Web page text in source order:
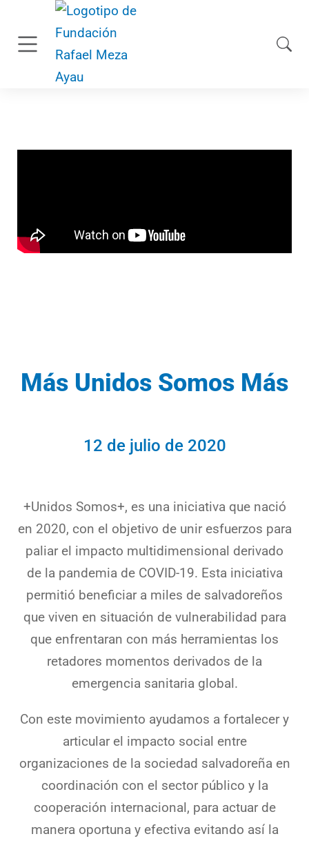
Más Unidos Somos Más​
12 de julio de 2020
+Unidos Somos+, es una iniciativa que nació
en 2020, con el objetivo de unir esfuerzos para
paliar el impacto multidimensional derivado
de la pandemia de COVID-19. Esta iniciativa
permitió beneficiar a miles de salvadoreños
que viven en situación de vulnerabilidad para
que enfrentaran con más herramientas los
retadores momentos derivados de la
emergencia sanitaria global.
Con este movimiento ayudamos a fortalecer y
articular el impacto social entre
organizaciones de la sociedad salvadoreña en
coordinación con el sector público y la
cooperación internacional, para actuar de
manera oportuna y efectiva evitando así la